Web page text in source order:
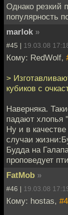
Однако резкий
популярность
marlok »
#45 | 19.03.08
Кому: RedWolf,
>
кубиков с
Наверняка.
падают хлопья
Ну и в
случаи
Будда на
проповедует
FatMob »
#46 | 19.03.08
Кому: hostas,